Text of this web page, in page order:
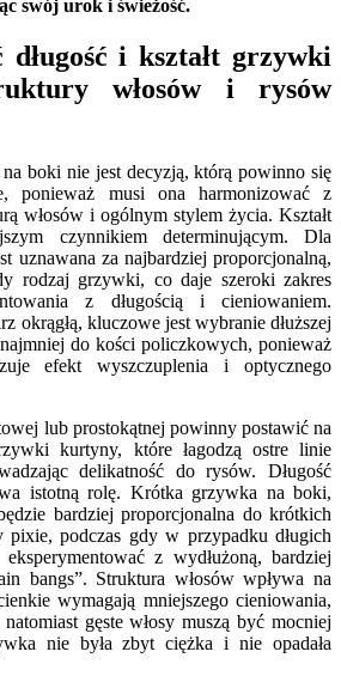
swój urok i świeżość.
długość i kształt grzywki
włosów i rysów
boki nie jest decyzją, którą powinno się
ponieważ musi ona harmonizować z
włosów i ogólnym stylem życia. Kształt
czynnikiem determinującym. Dla
uznawana za najbardziej proporcjonalną,
rodzaj grzywki, co daje szeroki zakres
z długością i cieniowaniem.
okrągłą, kluczowe jest wybranie dłuższej
do kości policzkowych, ponieważ
efekt wyszczuplenia i optycznego
lub prostokątnej powinny postawić na
kurtyny, które łagodzą ostre linie
delikatność do rysów. Długość
istotną rolę. Krótka grzywka na boki,
bardziej proporcjonalna do krótkich
podczas gdy w przypadku długich
z wydłużoną, bardziej
bangs”. Struktura włosów wpływa na
wymagają mniejszego cieniowania,
gęste włosy muszą być mocniej
nie była zbyt ciężka i nie opadała